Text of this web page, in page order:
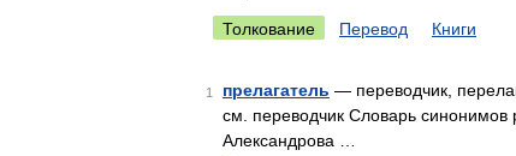
Толкование Перевод Книги
1 прелагатель — переводчик,
см. переводчик Словарь синонимов
Александрова …